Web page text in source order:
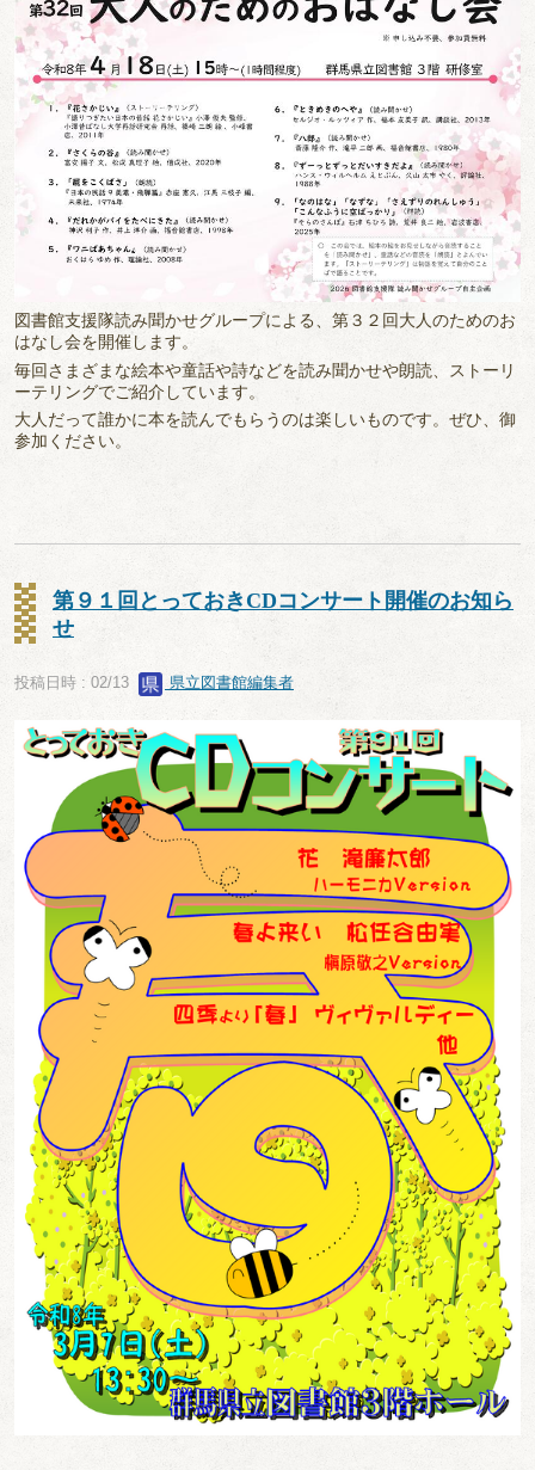
図書館支援隊読み聞かせグループによる、第３２回大人のためのお
はなし会を開催します。
毎回さまざまな絵本や童話や詩などを読み聞かせや朗読、ストーリ
ーテリングでご紹介しています。
大人だって誰かに本を読んでもらうのは楽しいものです。ぜひ、御
参加ください。
第９１回とっておきCDコンサート開催のお知ら
せ
投稿日時 : 02/13 県立図書館編集者